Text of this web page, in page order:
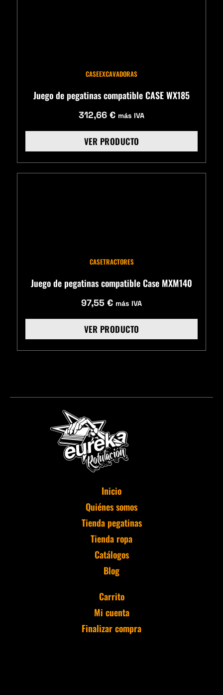
CASEEXCAVADORAS
Juego de pegatinas compatible CASE WX185
312,66 € más IVA
VER PRODUCTO
CASETRACTORES
Juego de pegatinas compatible Case MXM140
97,55 € más IVA
VER PRODUCTO
Inicio
Quiénes somos
Tienda pegatinas
Tienda ropa
Catálogos
Blog
Carrito
Mi cuenta
Finalizar compra